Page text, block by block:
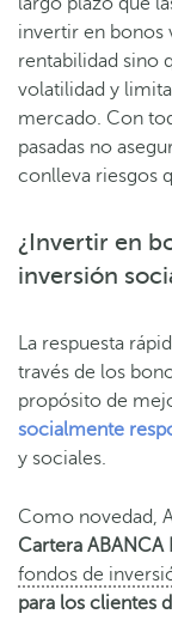
invertir en bonos
rentabilidad sino
volatilidad y
mercado. Con
pasadas no
conlleva riesgos
¿Invertir en
inversión
La respuesta
través de los
propósito de
socialmente
y sociales.
Como novedad,
Cartera ABANCA
fondos de
para los clientes